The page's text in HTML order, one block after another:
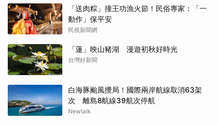
「送肉粽」撞王功漁火節！民俗專家：「一
動作」保平安
民視新聞網
「蓮」映山豬湖 漫遊初秋好時光
台灣好新聞
白海豚颱風攪局！國際兩岸航線取消63架
次 離島8航線39航次停航
Newtalk